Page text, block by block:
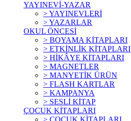
YAYINEVİ-YAZAR
> YAYINEVLERİ
> YAZARLAR
OKUL ÖNCESİ
> BOYAMA KİTAPLARI
> ETKİNLİK KİTAPLARI
> HİKÂYE KİTAPLARI
> MAGNETLER
> MANYETİK ÜRÜN
> FLASH KARTLAR
> KAMPANYA
> SESLİ KİTAP
ÇOCUK KİTAPLARI
> ÇOCUK KİTAPLARI